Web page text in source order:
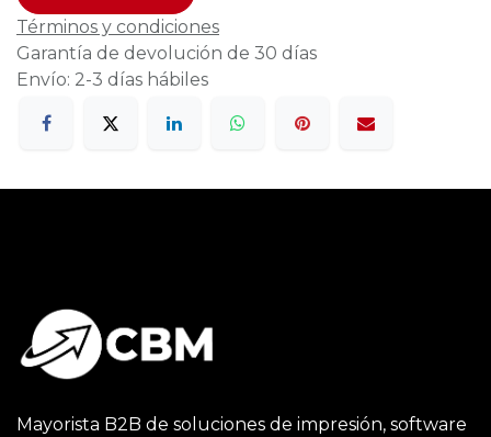
Términos y condiciones
Garantía de devolución de 30 días
Envío: 2-3 días hábiles
Mayorista B2B de soluciones de impresión, software